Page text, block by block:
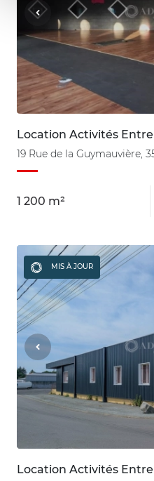
Location Activités
19 Rue de la Guymauvière,
1 200 m²
MIS À JOUR
Location Activités